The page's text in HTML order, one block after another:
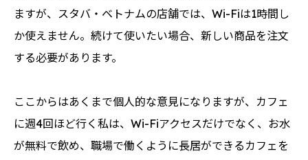
ますが、スタバ・ベトナムの店舗では、Wi-Fiは1時間し
か使えません。続けて使いたい場合、新しい商品を注文
する必要があります。
ここからはあくまで個人的な意見になりますが、カフェ
に週4回ほど行く私は、Wi-Fiアクセスだけでなく、お水
が無料で飲め、職場で働くように長居ができるカフェを